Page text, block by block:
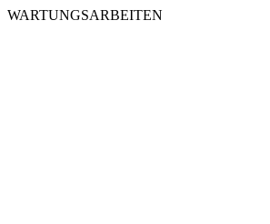
WARTUNGSARBEITEN